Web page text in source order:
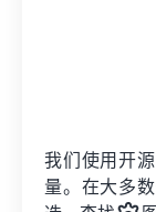
我们使用开
量。在大多